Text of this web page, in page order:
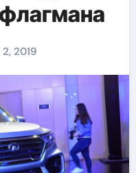
2019